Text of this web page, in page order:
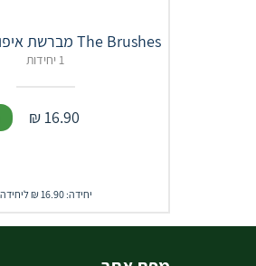
The Brushes מברשת איפור דו צדדית
1 יחידות
16.90
₪
יחידה: 16.90 ₪ ליחידה